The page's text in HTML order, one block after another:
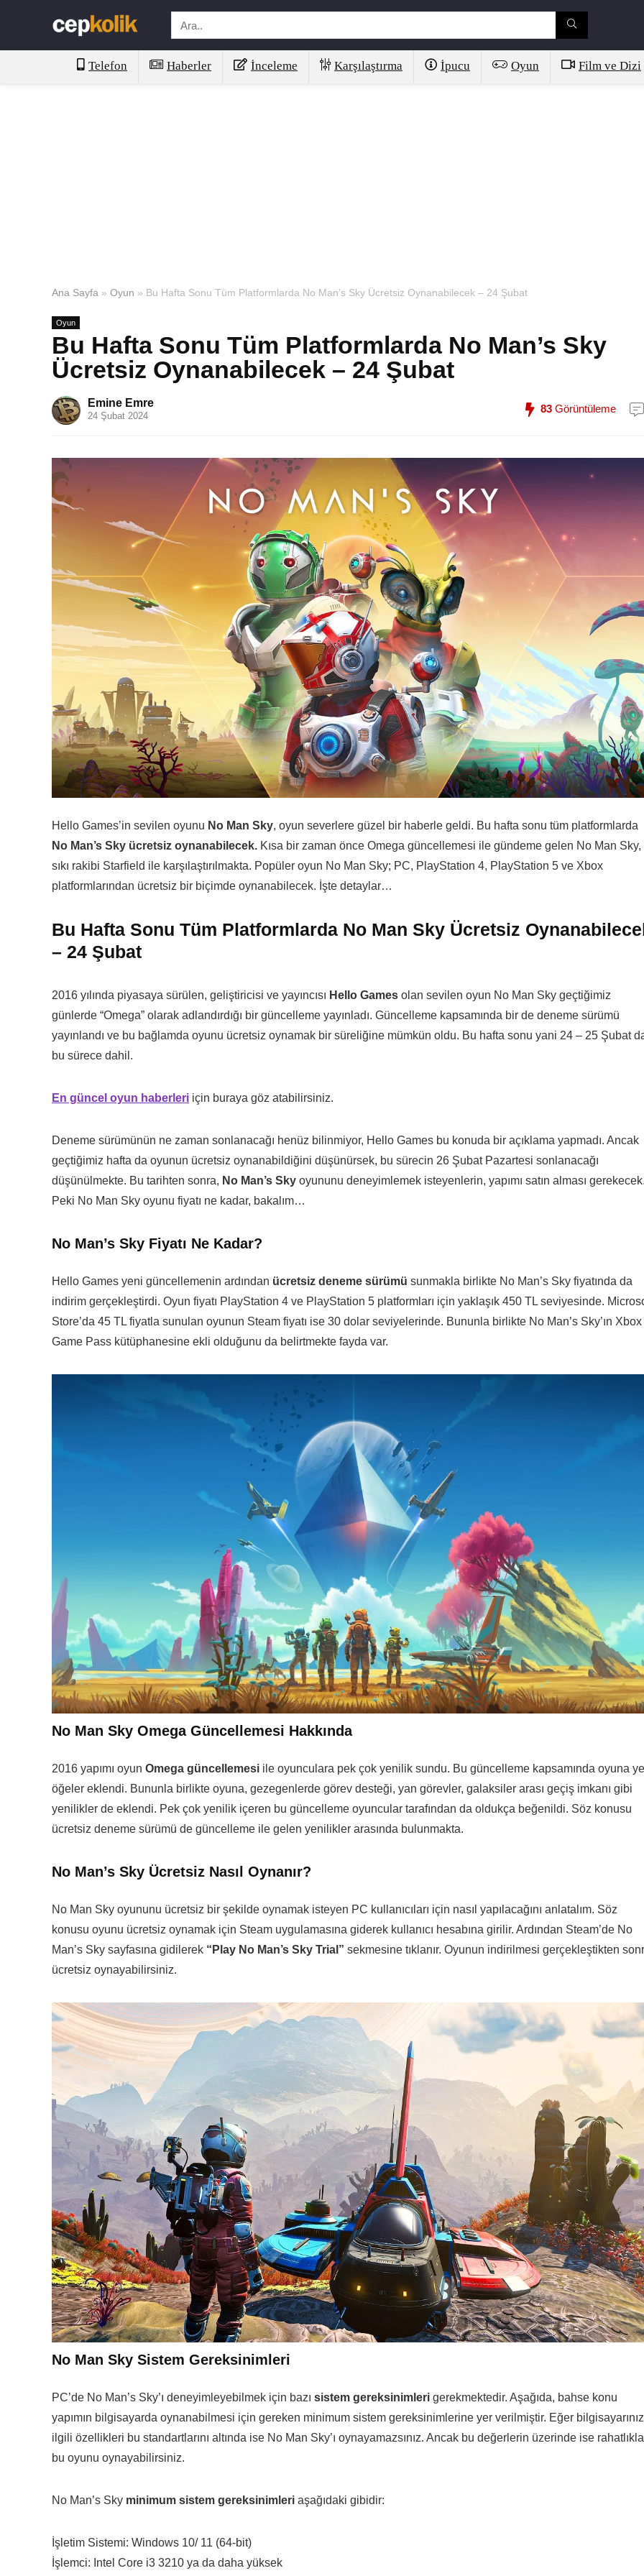
Telefon Haberler İnceleme Karşılaştırma İpucu Oyun Film ve Dizi
Ana Sayfa » Oyun » Bu Hafta Sonu Tüm Platformlarda No Man’s Sky Ücretsiz Oynanabilecek – 24 Şubat
Oyun
Bu Hafta Sonu Tüm Platformlarda No Man’s Sky
Ücretsiz Oynanabilecek – 24 Şubat
Emine Emre
24 Şubat 2024
83 Görüntüleme
Hello Games’in sevilen oyunu No Man Sky, oyun severlere güzel bir haberle geldi. Bu hafta sonu tüm platformlarda
No Man’s Sky ücretsiz oynanabilecek. Kısa bir zaman önce Omega güncellemesi ile gündeme gelen No Man Sky,
sıkı rakibi Starfield ile karşılaştırılmakta. Popüler oyun No Man Sky; PC, PlayStation 4, PlayStation 5 ve Xbox
platformlarından ücretsiz bir biçimde oynanabilecek. İşte detaylar…
Bu Hafta Sonu Tüm Platformlarda No Man Sky Ücretsiz
– 24 Şubat
2016 yılında piyasaya sürülen, geliştiricisi ve yayıncısı Hello Games olan sevilen oyun No Man Sky geçtiğimiz
günlerde “Omega” olarak adlandırdığı bir güncelleme yayınladı. Güncelleme kapsamında bir de deneme sürümü
yayınlandı ve bu bağlamda oyunu ücretsiz oynamak bir süreliğine mümkün oldu. Bu hafta sonu yani 24 – 25 Şubat
bu sürece dahil.
En güncel oyun haberleri için buraya göz atabilirsiniz.
Deneme sürümünün ne zaman sonlanacağı henüz bilinmiyor, Hello Games bu konuda bir açıklama yapmadı. Ancak
geçtiğimiz hafta da oyunun ücretsiz oynanabildiğini düşünürsek, bu sürecin 26 Şubat Pazartesi sonlanacağı
düşünülmekte. Bu tarihten sonra, No Man’s Sky oyununu deneyimlemek isteyenlerin, yapımı satın alması
Peki No Man Sky oyunu fiyatı ne kadar, bakalım…
No Man’s Sky Fiyatı Ne Kadar?
Hello Games yeni güncellemenin ardından ücretsiz deneme sürümü sunmakla birlikte No Man’s Sky fiyatında da
indirim gerçekleştirdi. Oyun fiyatı PlayStation 4 ve PlayStation 5 platformları için yaklaşık 450 TL seviyesinde.
Store’da 45 TL fiyatla sunulan oyunun Steam fiyatı ise 30 dolar seviyelerinde. Bununla birlikte No Man’s Sky’ın Xbox
Game Pass kütüphanesine ekli olduğunu da belirtmekte fayda var.
No Man Sky Omega Güncellemesi Hakkında
2016 yapımı oyun Omega güncellemesi ile oyunculara pek çok yenilik sundu. Bu güncelleme kapsamında oyuna
öğeler eklendi. Bununla birlikte oyuna, gezegenlerde görev desteği, yan görevler, galaksiler arası geçiş imkanı gibi
yenilikler de eklendi. Pek çok yenilik içeren bu güncelleme oyuncular tarafından da oldukça beğenildi. Söz konusu
ücretsiz deneme sürümü de güncelleme ile gelen yenilikler arasında bulunmakta.
No Man’s Sky Ücretsiz Nasıl Oynanır?
No Man Sky oyununu ücretsiz bir şekilde oynamak isteyen PC kullanıcıları için nasıl yapılacağını anlatalım. Söz
konusu oyunu ücretsiz oynamak için Steam uygulamasına giderek kullanıcı hesabına girilir. Ardından Steam’de No
Man’s Sky sayfasına gidilerek “Play No Man’s Sky Trial” sekmesine tıklanır. Oyunun indirilmesi gerçekleştikten
ücretsiz oynayabilirsiniz.
No Man Sky Sistem Gereksinimleri
PC’de No Man’s Sky’ı deneyimleyebilmek için bazı sistem gereksinimleri gerekmektedir. Aşağıda, bahse konu
yapımın bilgisayarda oynanabilmesi için gereken minimum sistem gereksinimlerine yer verilmiştir. Eğer bilgisayarınız
ilgili özellikleri bu standartlarını altında ise No Man Sky’ı oynayamazsınız. Ancak bu değerlerin üzerinde ise rahatlıkla
bu oyunu oynayabilirsiniz.
No Man’s Sky minimum sistem gereksinimleri aşağıdaki gibidir:
İşletim Sistemi: Windows 10/ 11 (64-bit)
İşlemci: Intel Core i3 3210 ya da daha yüksek